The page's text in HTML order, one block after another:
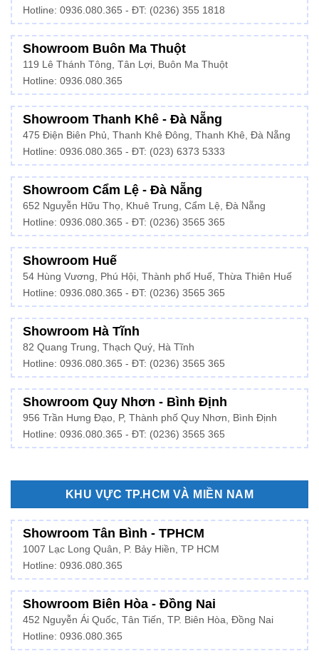
Hotline: 0936.080.365 - ĐT: (0236) 355 1818
Showroom Buôn Ma Thuột
119 Lê Thánh Tông, Tân Lợi, Buôn Ma Thuột
Hotline: 0936.080.365
Showroom Thanh Khê - Đà Nẵng
475 Điện Biên Phủ, Thanh Khê Đông, Thanh Khê, Đà Nẵng
Hotline: 0936.080.365 - ĐT: (023) 6373 5333
Showroom Cẩm Lệ - Đà Nẵng
652 Nguyễn Hữu Thọ, Khuê Trung, Cẩm Lệ, Đà Nẵng
Hotline: 0936.080.365 - ĐT: (0236) 3565 365
Showroom Huế
54 Hùng Vương, Phú Hội, Thành phố Huế, Thừa Thiên Huế
Hotline: 0936.080.365 - ĐT: (0236) 3565 365
Showroom Hà Tĩnh
82 Quang Trung, Thạch Quý, Hà Tĩnh
Hotline: 0936.080.365 - ĐT: (0236) 3565 365
Showroom Quy Nhơn - Bình Định
956 Trần Hưng Đạo, P, Thành phố Quy Nhơn, Bình Định
Hotline: 0936.080.365 - ĐT: (0236) 3565 365
KHU VỰC TP.HCM VÀ MIỀN NAM
Showroom Tân Bình - TPHCM
1007 Lạc Long Quân, P. Bảy Hiền, TP HCM
Hotline: 0936.080.365
Showroom Biên Hòa - Đồng Nai
452 Nguyễn Ái Quốc, Tân Tiến, TP. Biên Hòa, Đồng Nai
Hotline: 0936.080.365